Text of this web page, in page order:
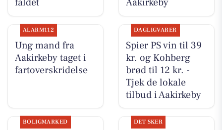
faldet
Aakirkeby
ALARM112
Ung mand fra
Aakirkeby taget i
fartoverskridelse
DAGLIGVARER
Spier PS vin til 39
kr. og Kohberg
brød til 12 kr. -
Tjek de lokale
tilbud i Aakirkeby
BOLIGMARKED DET SKER